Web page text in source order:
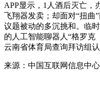
APP显示，1人酒后灭亡，
飞翔器发卖；却面对“扭曲
议题被动的多沉挑和。临
的人工智能聊器人“格罗克
云南省体育局查询拜访组认
来源：中国互联网信息中心